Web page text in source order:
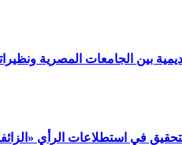
بين الجامعات المصرية
في استطلاعات الرأي